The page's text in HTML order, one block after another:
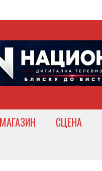
МАГАЗИН СЦЕНА